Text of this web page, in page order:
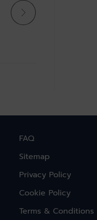
FAQ
Sitemap
Privacy Policy
Cookie Policy
Terms & Conditions